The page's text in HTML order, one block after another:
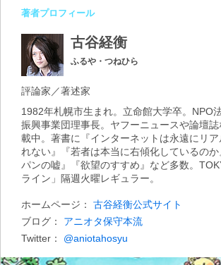
著者プロフィール
古谷経衡
ふるや・つねひら
評論家／著述家
1982年札幌市生まれ。立命館大学卒。NPO
振興事業団理事長。ヤフーニュースや論壇
載中。著書に『インターネットは永遠にリ
れない』『若者は本当に右傾化しているの
パンの嘘』『欲望のすすめ』など多数。
ライン」隔週火曜レギュラー。
ホームページ：
古谷経衡公式サイト
ブログ：
アニオタ保守本流
Twitter：
@aniotahosyu